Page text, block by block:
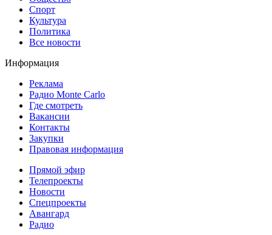
Спорт
Культура
Политика
Все новости
Информация
Реклама
Радио Monte Carlo
Где смотреть
Вакансии
Контакты
Закупки
Правовая информация
Прямой эфир
Телепроекты
Новости
Спецпроекты
Авангард
Радио